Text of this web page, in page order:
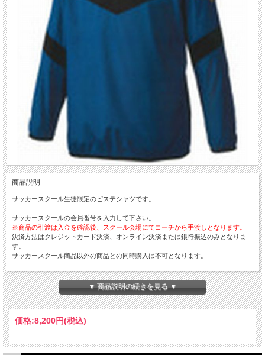
商品説明
サッカースクール生徒限定のピステシャツです。
サッカースクールの会員番号を入力して下さい。
※商品の引渡は入金を確認後、スクール会場にてコーチから手渡しとなります。
決済方法はクレジットカード決済、オンライン決済または銀行振込のみとなりま
す。
サッカースクール商品以外の商品との同時購入は不可となります。
通気性・伸縮性は少なく、シャカシャカとした素材です。
肌寒い時期に最適で、発熱性は高いですが保温性は低いです。
※サイズに関して、胸囲以外は現物を採寸した数字のため若干の誤差がある可能性
予めご了承ください。
▼ 商品説明の続きを見る ▼
価格:8,200円(税込)